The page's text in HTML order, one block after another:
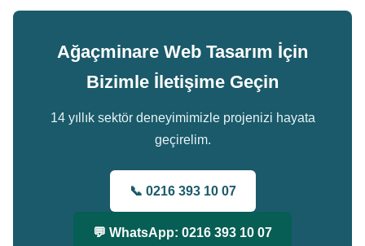
Ağaçminare Web Tasarım İçin
Bizimle İletişime Geçin
14 yıllık sektör deneyimimizle projenizi hayata
geçirelim.
📞 0216 393 10 07
💬 WhatsApp: 0216 393 10 07